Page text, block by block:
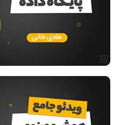
مدار منطقی
ساختمان داده
طراحی الگوریتم
آموزش تخصصی دروس رشته کامپیوتر و IT
فناوری